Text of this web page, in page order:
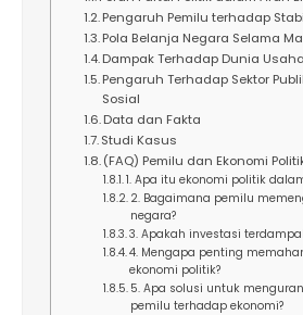
Pengaruh Pemilu terhadap
Pola Belanja Negara Selama
Dampak Terhadap Dunia
Pengaruh Terhadap Sektor
Sosial
Data dan Fakta
Studi Kasus
(FAQ) Pemilu dan Ekonomi
1. Apa itu ekonomi politik
2. Bagaimana pemilu
negara?
3. Apakah investasi
4. Mengapa penting
ekonomi politik?
5. Apa solusi untuk
pemilu terhadap ekonomi?